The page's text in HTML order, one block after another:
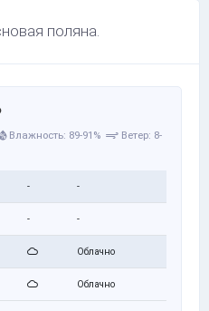
поляна.
Влажность: 89-91%
Ветер: 8-
- -
- -
Облачно
Облачно